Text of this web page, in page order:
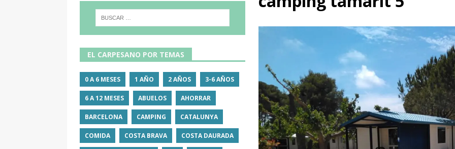
EL CARPESANO POR TEMAS
0 A 6 MESES 1 AÑO 2 AÑOS 3-6 AÑOS
6 A 12 MESES ABUELOS AHORRAR
BARCELONA CAMPING CATALUNYA
COMIDA COSTA BRAVA COSTA DAURADA